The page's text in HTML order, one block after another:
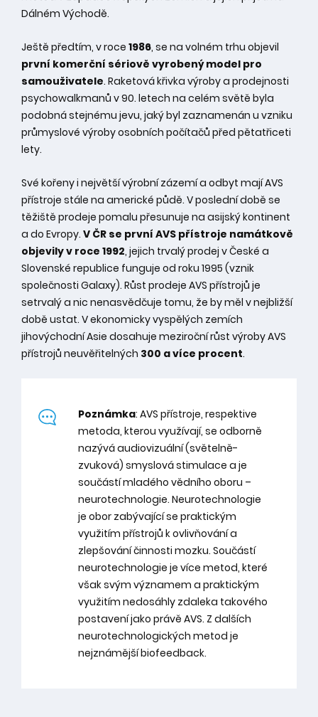
Dálném Východě.
Ještě předtím, v roce 1986, se na volném trhu objevil
první komerční sériově vyrobený model pro
samouživatele. Raketová křivka výroby a prodejnosti
psychowalkmanů v 90. letech na celém světě byla
podobná stejnému jevu, jaký byl zaznamenán u vzniku
průmyslové výroby osobních počítačů před pětatřiceti
lety.
Své kořeny i největší výrobní zázemí a odbyt mají AVS
přístroje stále na americké půdě. V poslední době se
těžiště prodeje pomalu přesunuje na asijský kontinent
a do Evropy. V ČR se první AVS přístroje namátkově
objevily v roce 1992, jejich trvalý prodej v České a
Slovenské republice funguje od roku 1995 (vznik
společnosti Galaxy). Růst prodeje AVS přístrojů je
setrvalý a nic nenasvědčuje tomu, že by měl v nejbližší
době ustat. V ekonomicky vyspělých zemích
jihovýchodní Asie dosahuje meziroční růst výroby AVS
přístrojů neuvěřitelných 300 a více procent.
Poznámka: AVS přístroje, respektive
metoda, kterou využívají, se odborně
nazývá audiovizuální (světelně-
zvuková) smyslová stimulace a je
součástí mladého vědního oboru –
neurotechnologie. Neurotechnologie
je obor zabývající se praktickým
využitím přístrojů k ovlivňování a
zlepšování činnosti mozku. Součástí
neurotechnologie je více metod, které
však svým významem a praktickým
využitím nedosáhly zdaleka takového
postavení jako právě AVS. Z dalších
neurotechnologických metod je
nejznámější biofeedback.